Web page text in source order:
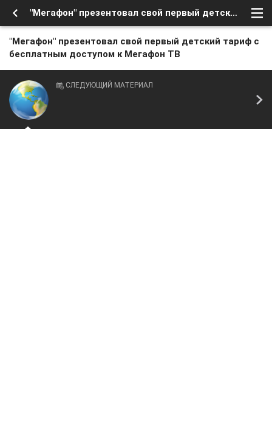
"Мегафон" презентовал свой первый детский тариф с бесплатным доступом к Мегафон ТВ
"Мегафон" презентовал свой первый детский тариф с
бесплатным доступом к Мегафон ТВ
СЛЕДУЮЩИЙ МАТЕРИАЛ